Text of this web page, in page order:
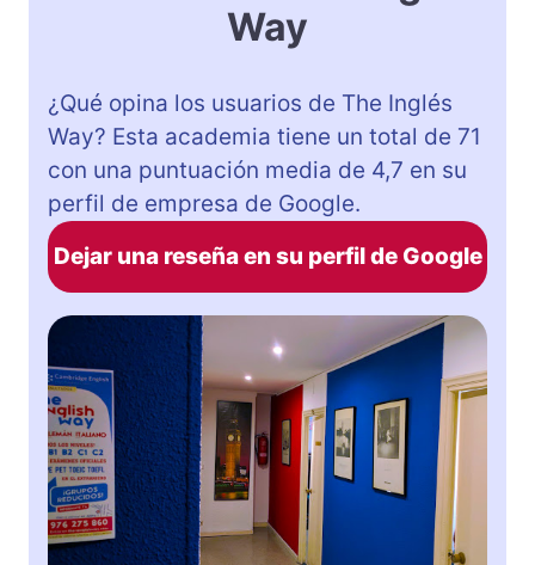
Way
¿Qué opina los usuarios de The Inglés
Way? Esta academia tiene un total de 71
con una puntuación media de 4,7 en su
perfil de empresa de Google.
Dejar una reseña en su perfil de Google